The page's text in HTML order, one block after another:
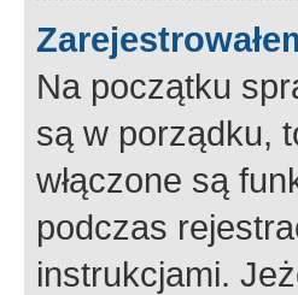
Na początku
są w porządku,
włączone są
podczas
instrukcjami.